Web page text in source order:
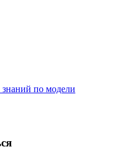
знаний по модели